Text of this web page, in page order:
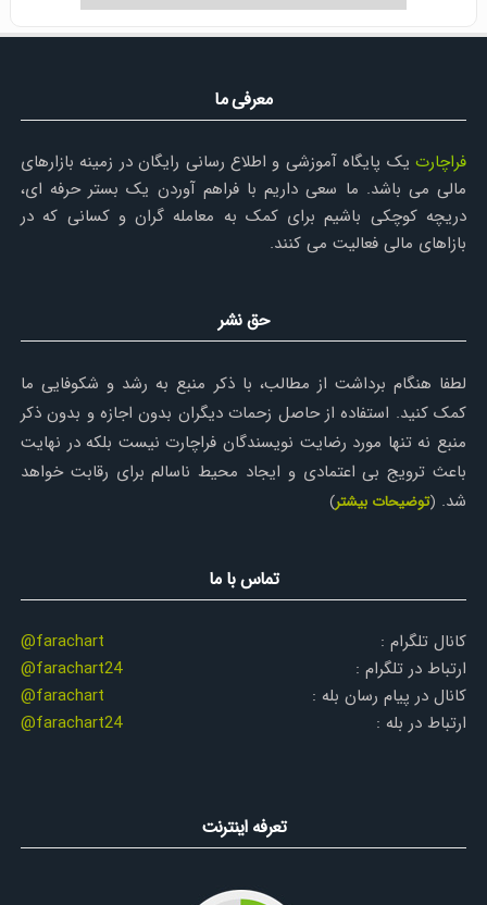
معرفی ما
فراچارتیک پایگاه آموزشی و اطلاع رسانی رایگان در زمینه بازارهای
مالی می باشد. ما سعی داریم با فراهم آوردن یک بستر حرفه ای،
دریچه کوچکی باشیم برای کمک به معامله گران و کسانی که در
بازاهای مالی فعالیت می کنند.
حق نشر
لطفا هنگام برداشت از مطالب، با ذکر منبع به رشد و شکوفایی ما
کمک کنید. استفاده از حاصل زحمات دیگران بدون اجازه و بدون ذکر
منبع نه تنها مورد رضایت نویسندگان فراچارت نیست بلکه در نهایت
باعث ترویج بی اعتمادی و ایجاد محیط ناسالم برای رقابت خواهد
شد. (توضیحات بیشتر)
تماس با ما
کانال تلگرام :
@farachart
ارتباط در تلگرام :
@farachart24
کانال در پیام رسان بله :
@farachart
ارتباط در بله :
@farachart24
تعرفه اینترنت